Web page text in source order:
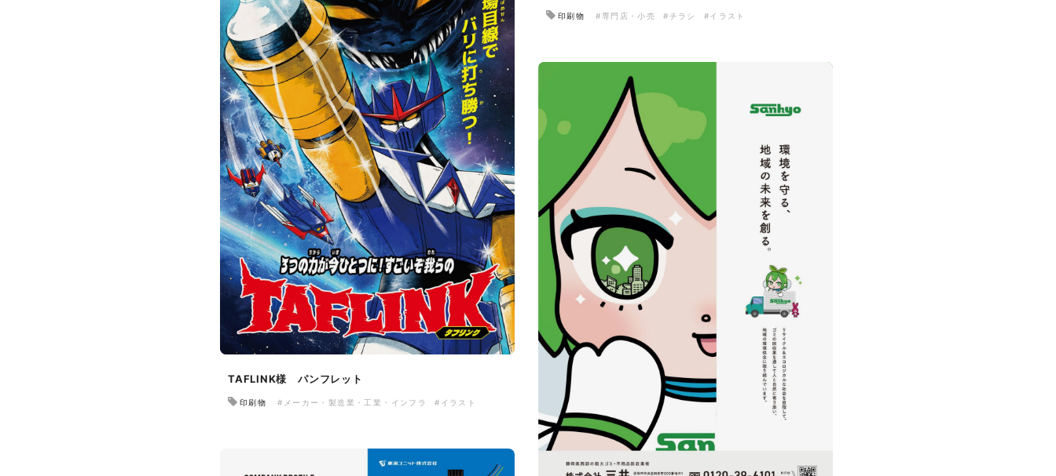
印刷物 #専門店・小売 #チラシ #イラスト
TAFLINK様 パンフレット
印刷物 #メーカー・製造業・工業・インフラ #イラスト